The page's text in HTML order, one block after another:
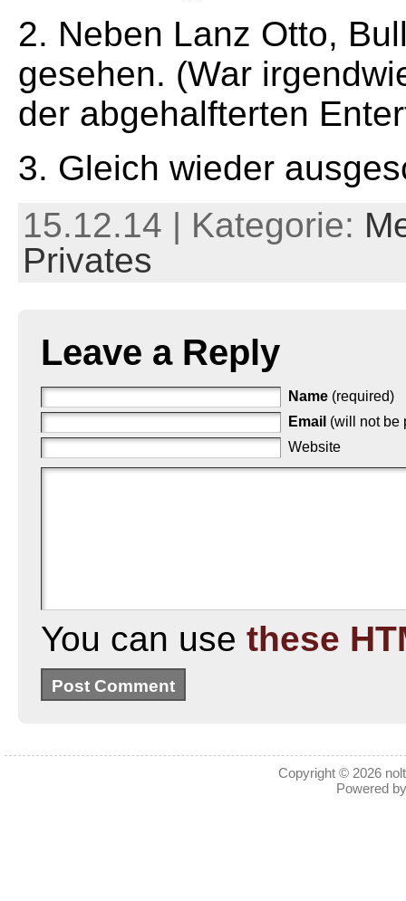
2. Neben Lanz Otto,
gesehen. (War
der abgehalfterten
3. Gleich wieder
15.12.14 | Kategorie:
Privates
Leave a Reply
Name (required)
Email (will not be
Website
You can use these
Copyright © 2026
Powered